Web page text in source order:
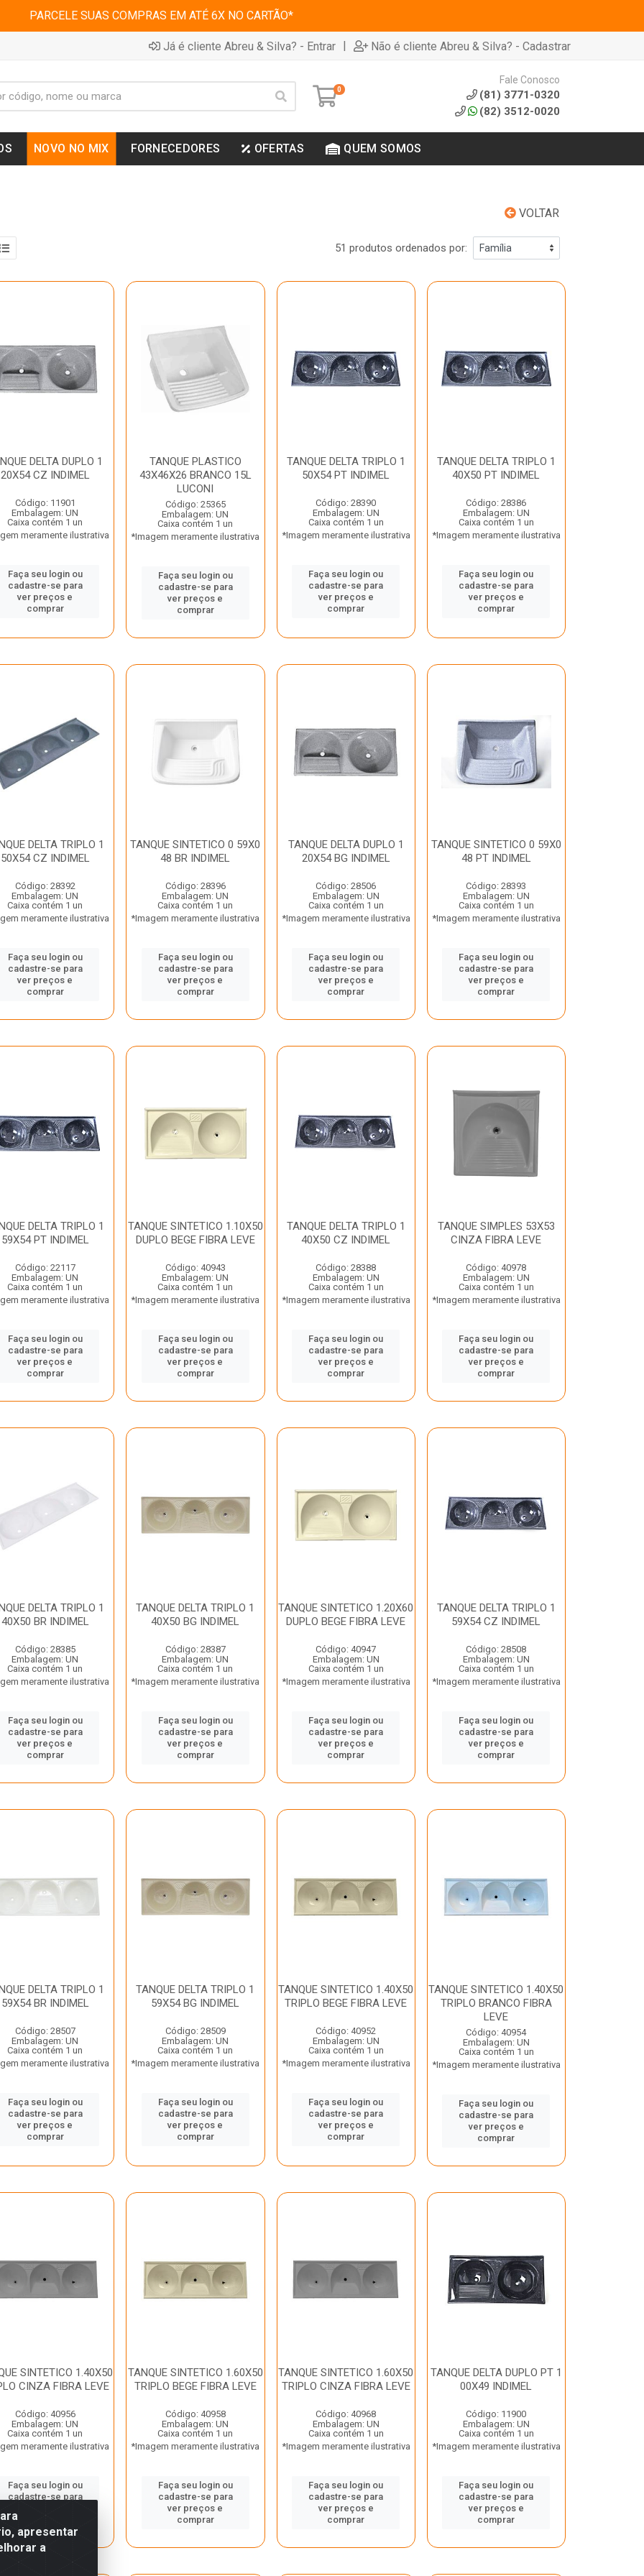
PARCELE SUAS COMPRAS EM ATÉ 6X NO CARTÃO*
Já é cliente Abreu & Silva? - Entrar | Não é cliente Abreu & Silva? - Cadastrar
0
Fale Conosco
(81) 3771-0320
(82) 3512-0020
NOVO NO MIX FORNECEDORES OFERTAS QUEM SOMOS
VOLTAR
51 produtos ordenados por:
DELTA DUPLO 1
20X54 CZ INDIMEL
Código: 11901
Embalagem: UN
Caixa contém 1 un
meramente ilustrativa
Faça seu login ou
cadastre-se para
ver preços e
comprar
TANQUE PLASTICO
43X46X26 BRANCO 15L
LUCONI
Código: 25365
Embalagem: UN
Caixa contém 1 un
*Imagem meramente ilustrativa
Faça seu login ou
cadastre-se para
ver preços e
comprar
TANQUE DELTA TRIPLO 1
50X54 PT INDIMEL
Código: 28390
Embalagem: UN
Caixa contém 1 un
*Imagem meramente ilustrativa
Faça seu login ou
cadastre-se para
ver preços e
comprar
TANQUE DELTA TRIPLO 1
40X50 PT INDIMEL
Código: 28386
Embalagem: UN
Caixa contém 1 un
*Imagem meramente ilustrativa
Faça seu login ou
cadastre-se para
ver preços e
comprar
DELTA TRIPLO 1
50X54 CZ INDIMEL
Código: 28392
Embalagem: UN
Caixa contém 1 un
meramente ilustrativa
Faça seu login ou
cadastre-se para
ver preços e
comprar
TANQUE SINTETICO 0 59X0
48 BR INDIMEL
Código: 28396
Embalagem: UN
Caixa contém 1 un
*Imagem meramente ilustrativa
Faça seu login ou
cadastre-se para
ver preços e
comprar
TANQUE DELTA DUPLO 1
20X54 BG INDIMEL
Código: 28506
Embalagem: UN
Caixa contém 1 un
*Imagem meramente ilustrativa
Faça seu login ou
cadastre-se para
ver preços e
comprar
TANQUE SINTETICO 0 59X0
48 PT INDIMEL
Código: 28393
Embalagem: UN
Caixa contém 1 un
*Imagem meramente ilustrativa
Faça seu login ou
cadastre-se para
ver preços e
comprar
DELTA TRIPLO 1
59X54 PT INDIMEL
Código: 22117
Embalagem: UN
Caixa contém 1 un
meramente ilustrativa
Faça seu login ou
cadastre-se para
ver preços e
comprar
TANQUE SINTETICO 1.10X50
DUPLO BEGE FIBRA LEVE
Código: 40943
Embalagem: UN
Caixa contém 1 un
*Imagem meramente ilustrativa
Faça seu login ou
cadastre-se para
ver preços e
comprar
TANQUE DELTA TRIPLO 1
40X50 CZ INDIMEL
Código: 28388
Embalagem: UN
Caixa contém 1 un
*Imagem meramente ilustrativa
Faça seu login ou
cadastre-se para
ver preços e
comprar
TANQUE SIMPLES 53X53
CINZA FIBRA LEVE
Código: 40978
Embalagem: UN
Caixa contém 1 un
*Imagem meramente ilustrativa
Faça seu login ou
cadastre-se para
ver preços e
comprar
DELTA TRIPLO 1
40X50 BR INDIMEL
Código: 28385
Embalagem: UN
Caixa contém 1 un
meramente ilustrativa
Faça seu login ou
cadastre-se para
ver preços e
comprar
TANQUE DELTA TRIPLO 1
40X50 BG INDIMEL
Código: 28387
Embalagem: UN
Caixa contém 1 un
*Imagem meramente ilustrativa
Faça seu login ou
cadastre-se para
ver preços e
comprar
TANQUE SINTETICO 1.20X60
DUPLO BEGE FIBRA LEVE
Código: 40947
Embalagem: UN
Caixa contém 1 un
*Imagem meramente ilustrativa
Faça seu login ou
cadastre-se para
ver preços e
comprar
TANQUE DELTA TRIPLO 1
59X54 CZ INDIMEL
Código: 28508
Embalagem: UN
Caixa contém 1 un
*Imagem meramente ilustrativa
Faça seu login ou
cadastre-se para
ver preços e
comprar
DELTA TRIPLO 1
59X54 BR INDIMEL
Código: 28507
Embalagem: UN
Caixa contém 1 un
meramente ilustrativa
Faça seu login ou
cadastre-se para
ver preços e
comprar
TANQUE DELTA TRIPLO 1
59X54 BG INDIMEL
Código: 28509
Embalagem: UN
Caixa contém 1 un
*Imagem meramente ilustrativa
Faça seu login ou
cadastre-se para
ver preços e
comprar
TANQUE SINTETICO 1.40X50
TRIPLO BEGE FIBRA LEVE
Código: 40952
Embalagem: UN
Caixa contém 1 un
*Imagem meramente ilustrativa
Faça seu login ou
cadastre-se para
ver preços e
comprar
TANQUE SINTETICO 1.40X50
TRIPLO BRANCO FIBRA
LEVE
Código: 40954
Embalagem: UN
Caixa contém 1 un
*Imagem meramente ilustrativa
Faça seu login ou
cadastre-se para
ver preços e
comprar
SINTETICO 1.40X50
CINZA FIBRA LEVE
Código: 40956
Embalagem: UN
Caixa contém 1 un
meramente ilustrativa
Faça seu login ou
cadastre-se para
TANQUE SINTETICO 1.60X50
TRIPLO BEGE FIBRA LEVE
Código: 40958
Embalagem: UN
Caixa contém 1 un
*Imagem meramente ilustrativa
Faça seu login ou
cadastre-se para
ver preços e
comprar
TANQUE SINTETICO 1.60X50
TRIPLO CINZA FIBRA LEVE
Código: 40968
Embalagem: UN
Caixa contém 1 un
*Imagem meramente ilustrativa
Faça seu login ou
cadastre-se para
ver preços e
comprar
TANQUE DELTA DUPLO PT 1
00X49 INDIMEL
Código: 11900
Embalagem: UN
Caixa contém 1 un
*Imagem meramente ilustrativa
Faça seu login ou
cadastre-se para
ver preços e
comprar
apresentar
a